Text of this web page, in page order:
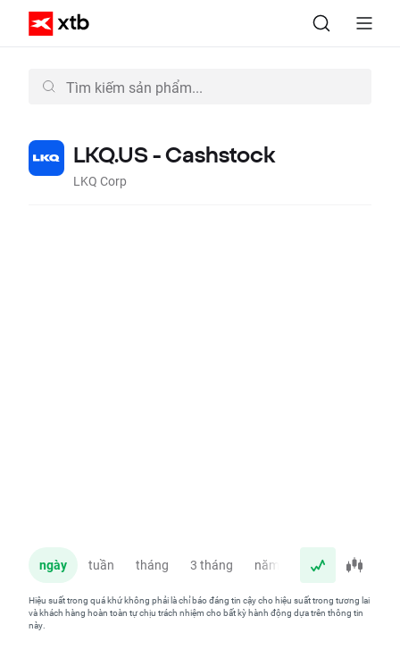
LKQ.US - Cashstock
LKQ Corp
ngày tuần tháng 3 tháng năm
Hiệu suất trong quá khứ không phải là chỉ báo đáng tin cậy cho hiệu suất trong tương lai
và khách hàng hoàn toàn tự chịu trách nhiệm cho bất kỳ hành động dựa trên thông tin
này.